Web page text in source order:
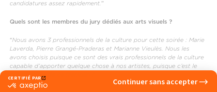
candidatures assez rapidement. ”
Quels sont les membres du jury dédiés aux arts visuels ?
“Nous avons 3 professionnels de la culture pour cette soirée : Marie
Laverda, Pierre Grangé-Praderas et Marianne Vieulès. Nous les
avons choisis puisque ce sont des vrais professionnels de la culture
capable d’apporter quelque chose à nos artistes, puisque c’est le
but principal de ce tremplin !